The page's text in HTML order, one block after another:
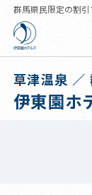
群馬県民限定の割
草津温泉 ／
伊東園ホ